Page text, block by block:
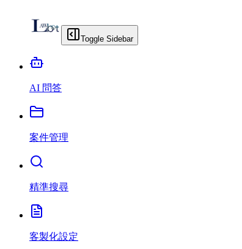
Toggle Sidebar
AI 問答
案件管理
精準搜尋
客製化設定